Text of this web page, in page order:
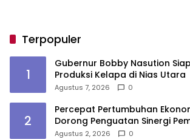
Terpopuler
1
Gubernur Bobby Nasution
Produksi Kelapa di Nias Utara
Agustus 7, 2026 0
2
Percepat Pertumbuhan
Dorong Penguatan Sinergi
Medan
Agustus 2, 2026 0